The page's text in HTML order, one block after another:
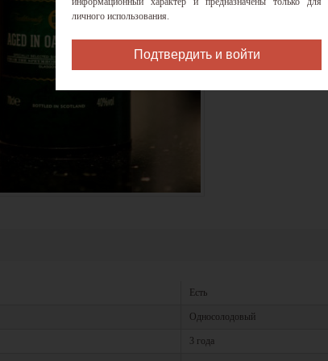
Есть
Односолодовый
3 года
личного использования.
Подтвердить и войти